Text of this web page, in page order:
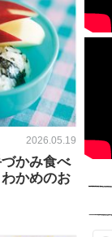
2026.05.19
かみ食べ
かめのお